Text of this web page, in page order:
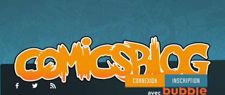
CONNEXION INSCRIPTION